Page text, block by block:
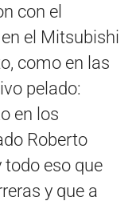
con el
el Mitsubishi
como en las
pelado:
en los
Roberto
todo eso que
y que a